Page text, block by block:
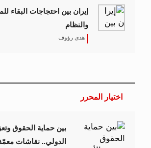
إيران بين احتجاجات البقاء
والنظام
هدى رؤوف
اختيار المحرر
بين حماية الحقوق
الدولي.. نقاشات